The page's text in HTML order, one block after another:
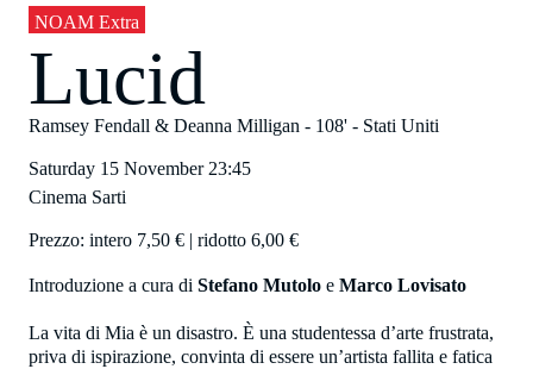
NOAM Extra
Lucid
Ramsey Fendall & Deanna Milligan - 108' - Stati Uniti
Saturday 15 November 23:45
Cinema Sarti
Prezzo: intero 7,50 € | ridotto 6,00 €
Introduzione a cura di Stefano Mutoloe Marco Lovisato
La vita di Mia è un disastro. È una studentessa d’arte frustrata,
priva di ispirazione, convinta di essere un’artista fallita e fatica